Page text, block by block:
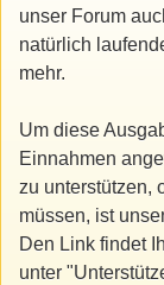
unser Forum
natürlich
mehr.
Um diese
Einnahmen
zu unterstützen,
müssen, ist
Den Link findet
unter